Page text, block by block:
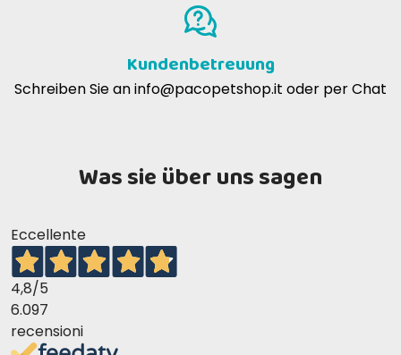
Kundenbetreuung
Schreiben Sie aninfo@pacopetshop.it oder per Chat
Was sie über uns sagen
Eccellente
4,8/5
6.097
recensioni